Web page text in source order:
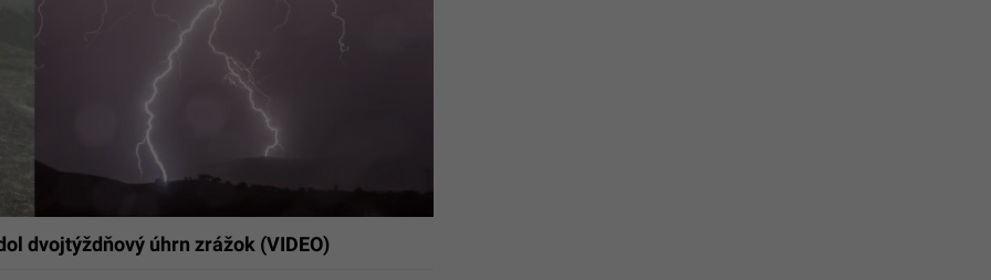
dvojtýždňový úhrn zrážok (VIDEO)